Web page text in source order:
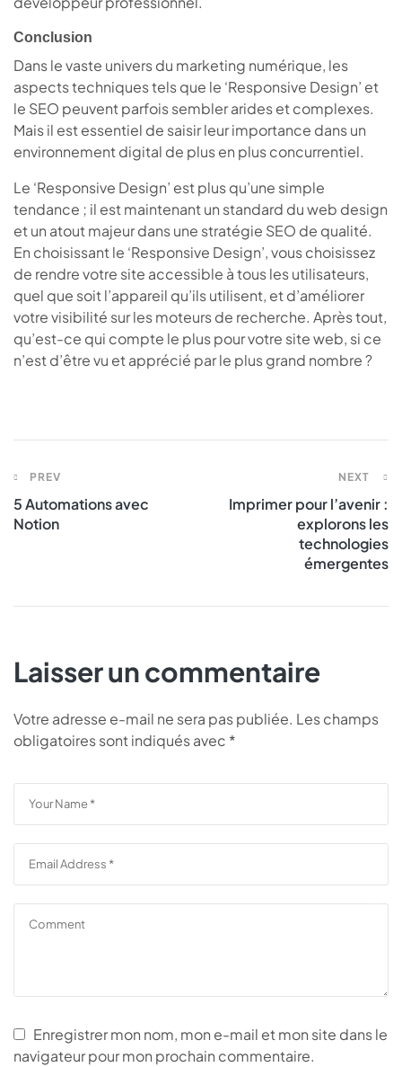
Conclusion
Dans le vaste univers du marketing numérique, les
aspects techniques tels que le ‘Responsive Design’ et
le SEO peuvent parfois sembler arides et complexes.
Mais il est essentiel de saisir leur importance dans un
environnement digital de plus en plus concurrentiel.
Le ‘Responsive Design’ est plus qu’une simple
tendance ; il est maintenant un standard du web design
et un atout majeur dans une stratégie SEO de qualité.
En choisissant le ‘Responsive Design’, vous choisissez
de rendre votre site accessible à tous les utilisateurs,
quel que soit l’appareil qu’ils utilisent, et d’améliorer
votre visibilité sur les moteurs de recherche. Après tout,
qu’est-ce qui compte le plus pour votre site web, si ce
n’est d’être vu et apprécié par le plus grand nombre ?
PREV
5 Automations avec
Notion
NEXT
Imprimer pour l’avenir :
explorons les
technologies
émergentes
Laisser un commentaire
Votre adresse e-mail ne sera pas publiée. Les champs
obligatoires sont indiqués avec *
Enregistrer mon nom, mon e-mail et mon site dans le
navigateur pour mon prochain commentaire.